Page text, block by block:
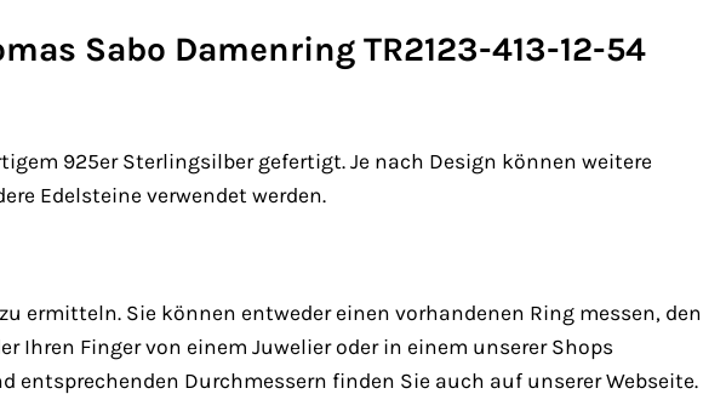
Sabo Damenring TR2123-413-12-54
925er Sterlingsilber gefertigt. Je nach Design können weitere
Edelsteine verwendet werden.
ermitteln. Sie können entweder einen vorhandenen Ring messen, den
Ihren Finger von einem Juwelier oder in einem unserer Shops
entsprechenden Durchmessern finden Sie auch auf unserer Webseite.